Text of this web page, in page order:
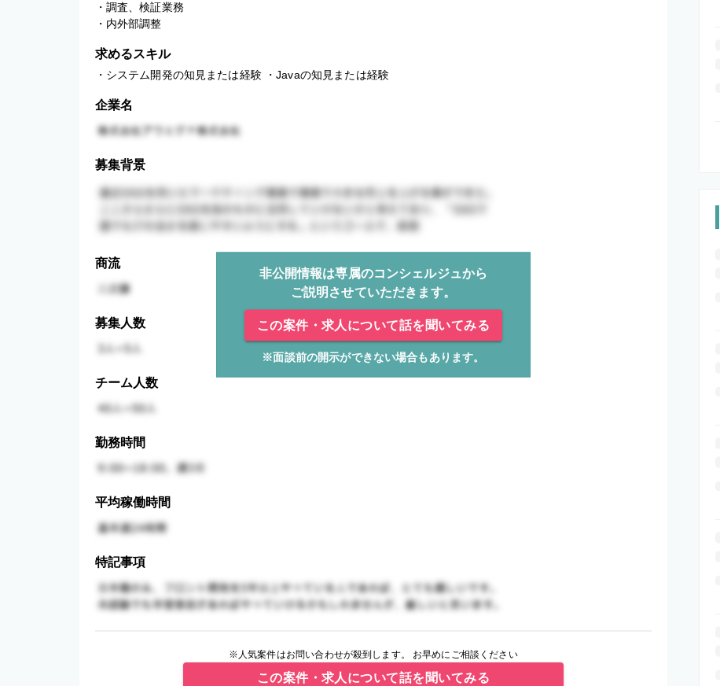
・調査、検証業務
・内外部調整
求めるスキル
・システム開発の知見または経験 ・Javaの知見または経験
企業名
募集背景
商流
非公開情報は専属のコンシェルジュから
ご説明させていただきます。
この案件・求人について話を聞いてみる
※面談前の開示ができない場合もあります。
募集人数
チーム人数
勤務時間
平均稼働時間
特記事項
※人気案件はお問い合わせが殺到します。 お早めにご相談ください
この案件・求人について話を聞いてみる